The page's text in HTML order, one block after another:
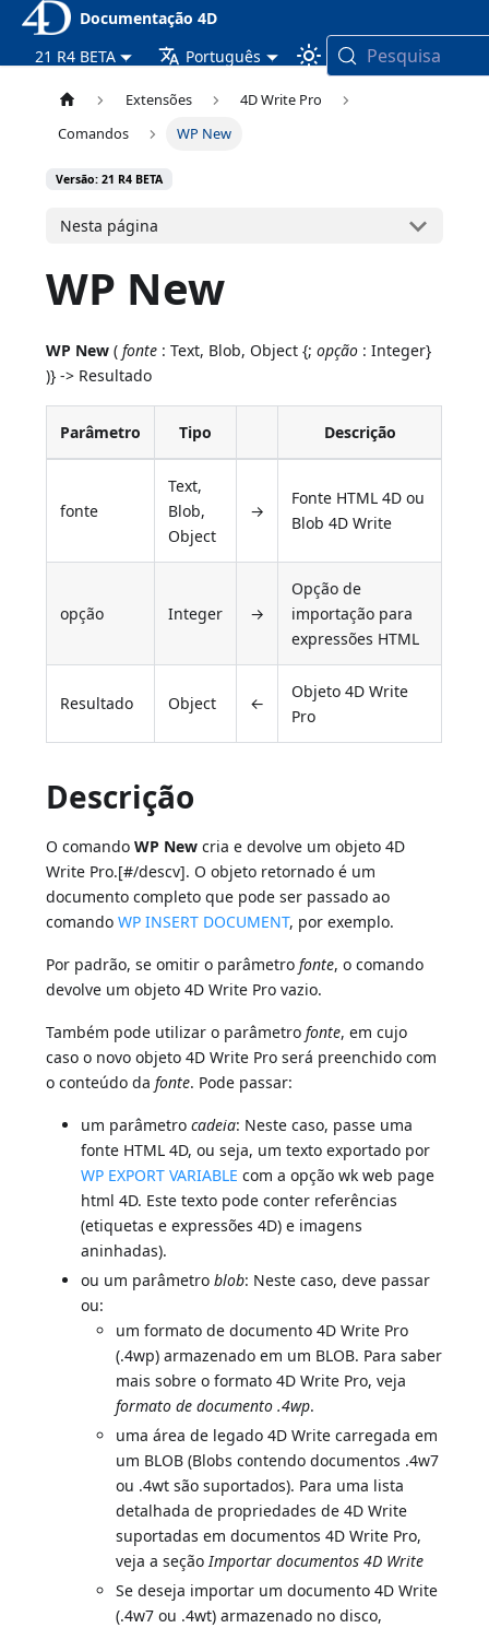
Documentação 4D
21 R4 BETA
Português Pesquisa
Extensões
4D Write Pro
Comandos
WP New
Versão: 21 R4 BETA
Nesta página
WP New
WP New (fonte : Text, Blob, Object {;opção : Integer}
)} -> Resultado
Parâmetro Tipo Descrição
fonte
Text,
Blob,
Object
→
Fonte HTML 4D ou
Blob 4D Write
opção Integer →
Opção de
importação para
expressões HTML
Resultado Object ←
Objeto 4D Write
Pro
Descrição
O comandoWP New cria e devolve um objeto 4D
Write Pro.[#/descv]. O objeto retornado é um
documento completo que pode ser passado ao
comandoWP INSERT DOCUMENT, por exemplo.
Por padrão, se omitir o parâmetrofonte, o comando
devolve um objeto 4D Write Pro vazio.
Também pode utilizar o parâmetrofonte, em cujo
caso o novo objeto 4D Write Pro será preenchido com
o conteúdo dafonte. Pode passar:
um parâmetrocadeia: Neste caso, passe uma
fonte HTML 4D, ou seja, um texto exportado por
WP EXPORT VARIABLE com a opção wk web page
html 4D. Este texto pode conter referências
(etiquetas e expressões 4D) e imagens
aninhadas).
ou um parâmetroblob: Neste caso, deve passar
ou:
um formato de documento 4D Write Pro
(.4wp) armazenado em um BLOB. Para saber
mais sobre o formato 4D Write Pro, veja
formato de documento .4wp.
uma área de legado 4D Write carregada em
um BLOB (Blobs contendo documentos .4w7
ou .4wt são suportados). Para uma lista
detalhada de propriedades de 4D Write
suportadas em documentos 4D Write Pro,
veja a seçãoImportar documentos 4D Write
Se deseja importar um documento 4D Write
(.4w7 ou .4wt) armazenado no disco,